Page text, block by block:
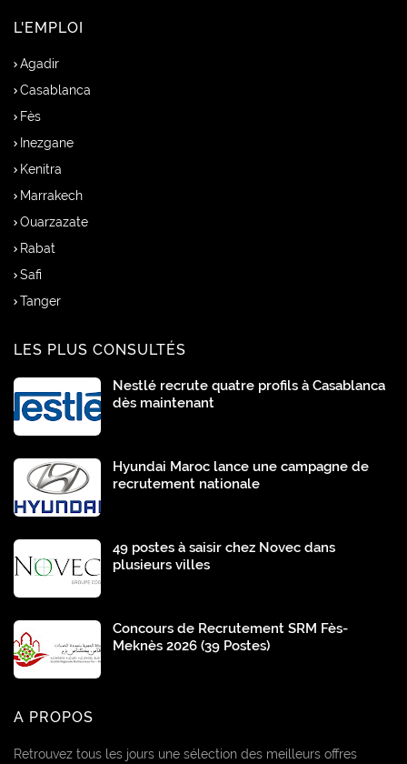
L'EMPLOI
Agadir
Casablanca
Fès
Inezgane
Kenitra
Marrakech
Ouarzazate
Rabat
Safi
Tanger
LES PLUS CONSULTÉS
Nestlé recrute quatre profils à Casablanca
dès maintenant
Hyundai Maroc lance une campagne de
recrutement nationale
49 postes à saisir chez Novec dans
plusieurs villes
Concours de Recrutement SRM Fès-
Meknès 2026 (39 Postes)
A PROPOS
Retrouvez tous les jours une sélection des meilleurs offres